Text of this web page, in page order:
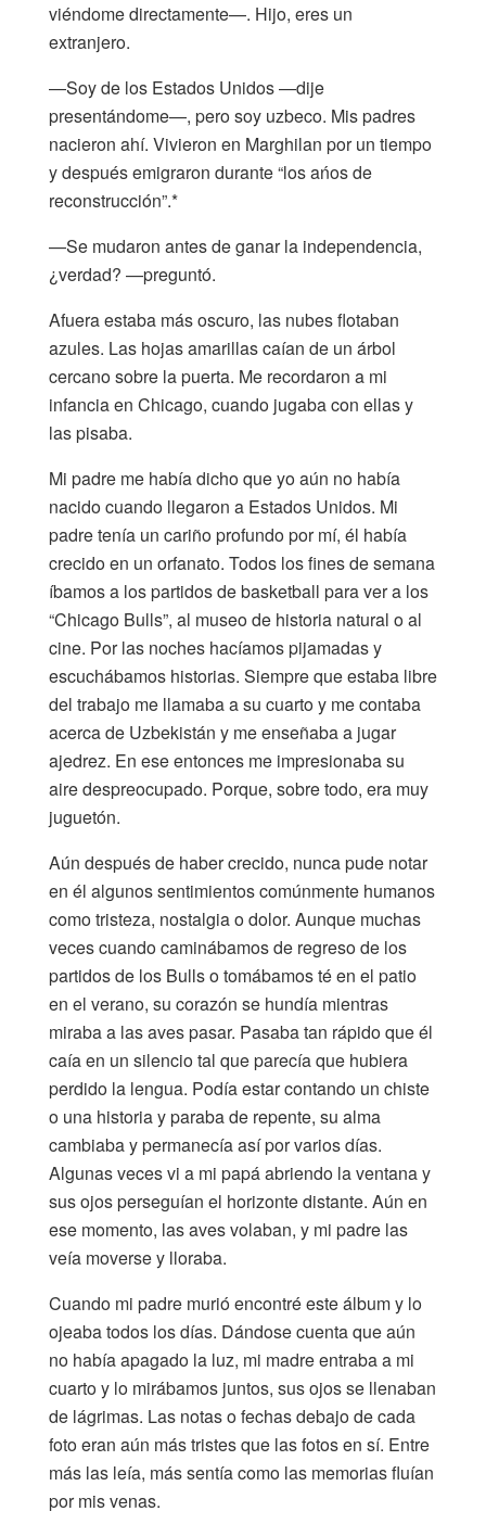
viéndome directamente—. Hijo, eres un
extranjero.
—Soy de los Estados Unidos —dije
presentándome—, pero soy uzbeco. Mis padres
nacieron ahí. Vivieron en Marghilan por un tiempo
y después emigraron durante “los ańos de
reconstrucción”.*
—Se mudaron antes de ganar la independencia,
¿verdad? —preguntó.
Afuera estaba más oscuro, las nubes flotaban
azules. Las hojas amarillas caían de un árbol
cercano sobre la puerta. Me recordaron a mi
infancia en Chicago, cuando jugaba con ellas y
las pisaba.
Mi padre me había dicho que yo aún no había
nacido cuando llegaron a Estados Unidos. Mi
padre tenía un cariño profundo por mí, él había
crecido en un orfanato. Todos los fines de semana
íbamos a los partidos de basketball para ver a los
“Chicago Bulls”, al museo de historia natural o al
cine. Por las noches hacíamos pijamadas y
escuchábamos historias. Siempre que estaba libre
del trabajo me llamaba a su cuarto y me contaba
acerca de Uzbekistán y me enseñaba a jugar
ajedrez. En ese entonces me impresionaba su
aire despreocupado. Porque, sobre todo, era muy
juguetón.
Aún después de haber crecido, nunca pude notar
en él algunos sentimientos comúnmente humanos
como tristeza, nostalgia o dolor. Aunque muchas
veces cuando caminábamos de regreso de los
partidos de los Bulls o tomábamos té en el patio
en el verano, su corazón se hundía mientras
miraba a las aves pasar. Pasaba tan rápido que él
caía en un silencio tal que parecía que hubiera
perdido la lengua. Podía estar contando un chiste
o una historia y paraba de repente, su alma
cambiaba y permanecía así por varios días.
Algunas veces vi a mi papá abriendo la ventana y
sus ojos perseguían el horizonte distante. Aún en
ese momento, las aves volaban, y mi padre las
veía moverse y lloraba.
Cuando mi padre murió encontré este álbum y lo
ojeaba todos los días. Dándose cuenta que aún
no había apagado la luz, mi madre entraba a mi
cuarto y lo mirábamos juntos, sus ojos se llenaban
de lágrimas. Las notas o fechas debajo de cada
foto eran aún más tristes que las fotos en sí. Entre
más las leía, más sentía como las memorias fluían
por mis venas.